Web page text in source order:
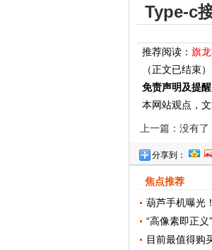
Type-c
推荐阅读： 旗
（正文已结束）
免责声明及提醒
本网站观点，
上一篇：没有了
分享到：
焦点推荐
葫芦手机曝光
“高像素即正
目前最值得购